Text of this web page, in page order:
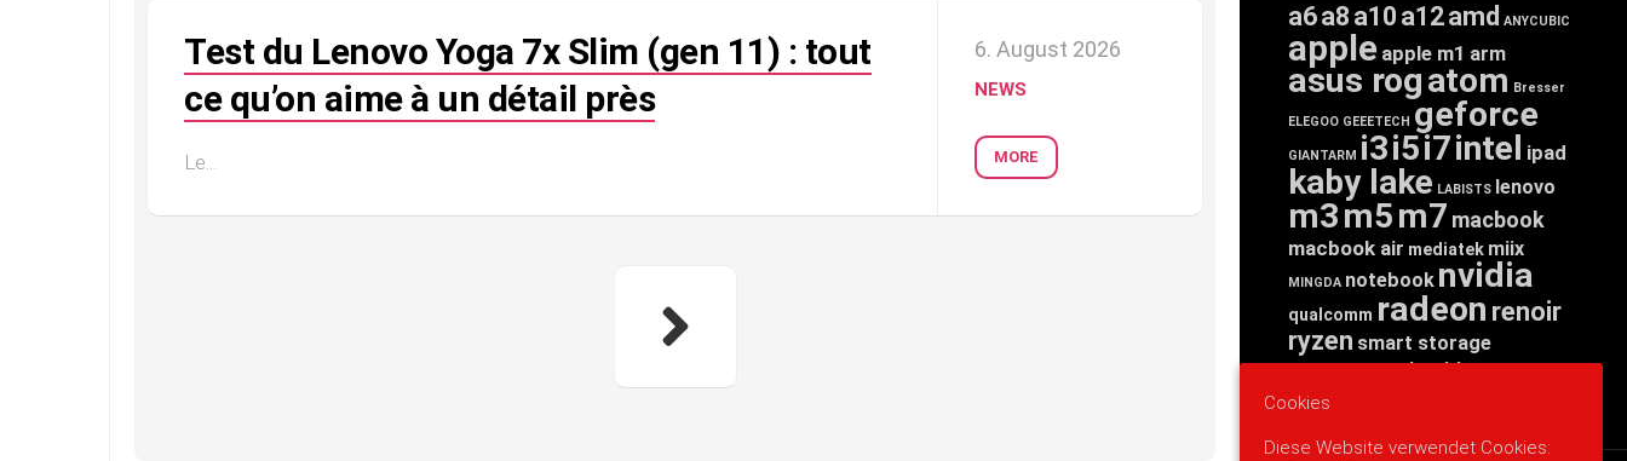
a6a8 a10 a12amd ANYCUBIC
apple apple m1 arm
asus rogatom Bresser
ELEGOO GEEETECH geforce
GIANTARM i3i5i7intel ipad
kaby lake LABISTS lenovo
m3m5m7 macbook
macbook air mediatek miix
MINGDA notebook nvidia
qualcomm radeon renoir
ryzen smart storage
tabtablet
threadripper
Test du Lenovo Yoga 7x Slim (gen 11) : tout
ce qu’on aime à un détail près
Le...
6. August 2026
NEWS
MORE
Cookies
Diese Website verwendet Cookies: